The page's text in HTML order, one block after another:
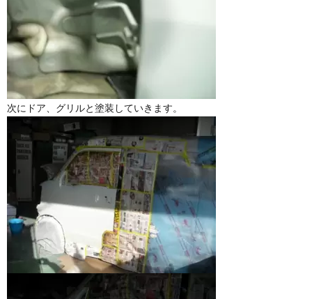
次にドア、グリルと塗装していきます。